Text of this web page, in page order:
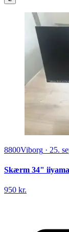
8800Viborg · 25.
Skærm 34"
950 kr.